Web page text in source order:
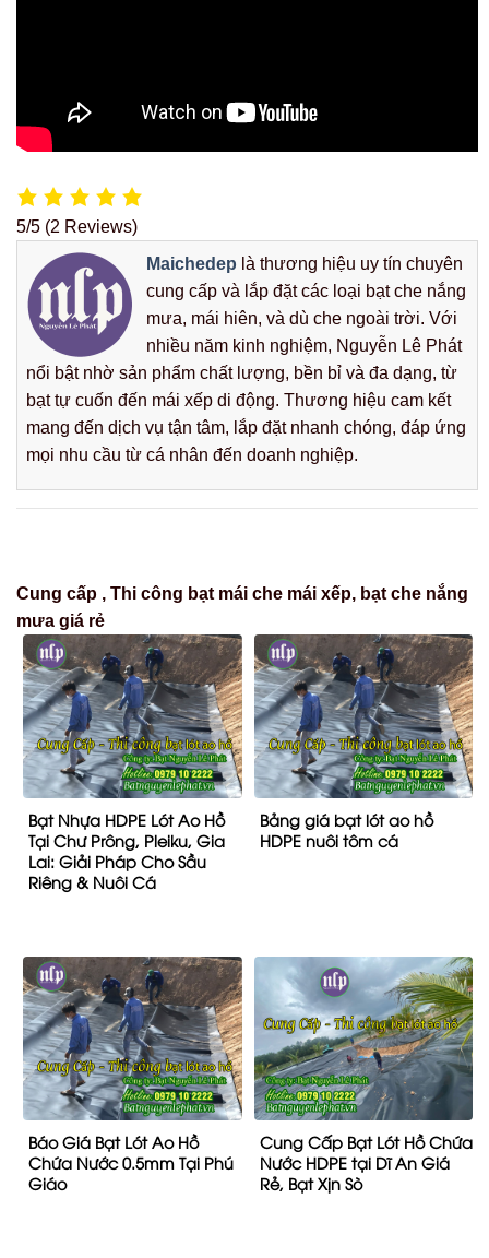
5/5 (2 Reviews)
Maichedep là thương hiệu uy tín chuyên
cung cấp và lắp đặt các loại bạt che nắng
mưa, mái hiên, và dù che ngoài trời. Với
nhiều năm kinh nghiệm, Nguyễn Lê Phát
nổi bật nhờ sản phẩm chất lượng, bền bỉ và đa dạng, từ
bạt tự cuốn đến mái xếp di động. Thương hiệu cam kết
mang đến dịch vụ tận tâm, lắp đặt nhanh chóng, đáp ứng
mọi nhu cầu từ cá nhân đến doanh nghiệp.
Cung cấp , Thi công bạt mái che mái xếp, bạt che nắng
mưa giá rẻ
Bạt Nhựa HDPE Lót Ao Hồ
Tại Chư Prông, Pleiku, Gia
Lai: Giải Pháp Cho Sầu
Riêng & Nuôi Cá
Bảng giá bạt lót ao hồ
HDPE nuôi tôm cá
Báo Giá Bạt Lót Ao Hồ
Chứa Nước 0.5mm Tại Phú
Giáo
Cung Cấp Bạt Lót Hồ Chứa
Nước HDPE tại Dĩ An Giá
Rẻ, Bạt Xịn Sò